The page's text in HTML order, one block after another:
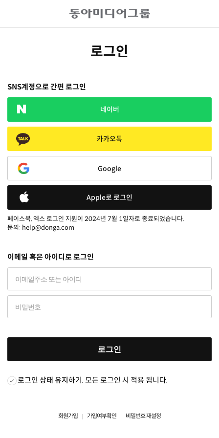
로그인
SNS계정으로 간편 로그인
네이버
카카오톡
Google
Apple로 로그인
페이스북, 엑스 로그인 지원이 2024년 7월 1일자로 종료되었습니다.
문의: help@donga.com
이메일 혹은 아이디로 로그인
로그인
로그인 상태 유지하기. 모든 로그인 시 적용 됩니다.
회원가입 가입여부확인 비밀번호 재설정